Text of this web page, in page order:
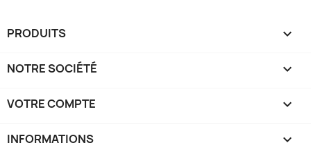
PRODUITS 
NOTRE SOCIÉTÉ 
VOTRE COMPTE 
INFORMATIONS keyboard_arrow_down